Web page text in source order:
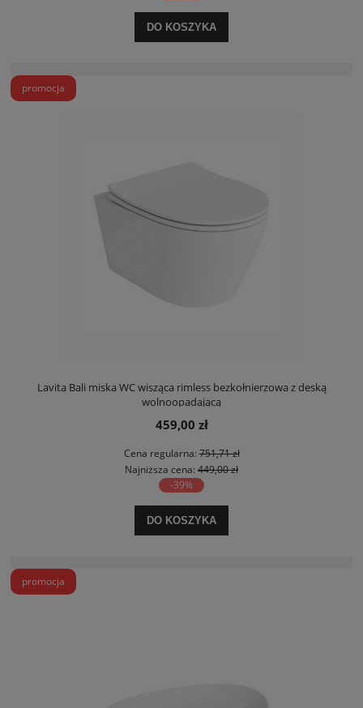
DO KOSZYKA
Lavita Bali miska WC wisząca rimless bezkołnierzowa z deską
wolnoopadającą
459,00 zł
Cena regularna:751,71 zł
Najniższa cena: 449,00 zł
-39%
DO KOSZYKA
promocja
promocja